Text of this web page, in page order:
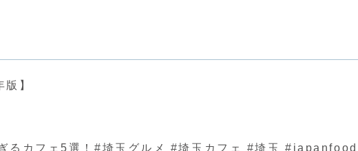
】
ぎるカフェ5選！#埼玉グルメ #埼玉カフェ #埼玉